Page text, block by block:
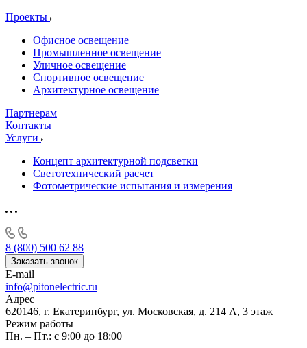
Проекты
Офисное освещение
Промышленное освещение
Уличное освещение
Спортивное освещение
Архитектурное освещение
Партнерам
Контакты
Услуги
Концепт архитектурной подсветки
Светотехнический расчет
Фотометрические испытания и измерения
8 (800) 500 62 88
Заказать звонок
E-mail
info@pitonelectric.ru
Адрес
620146, г. Екатеринбург, ул. Московская, д. 214 А, 3 этаж
Режим работы
Пн. – Пт.: с 9:00 до 18:00